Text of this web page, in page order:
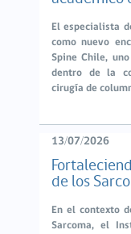
El especialista
como nuevo
Spine Chile,
dentro de la
cirugía de
13/07/2026
de los
En el contexto
Sarcoma, el